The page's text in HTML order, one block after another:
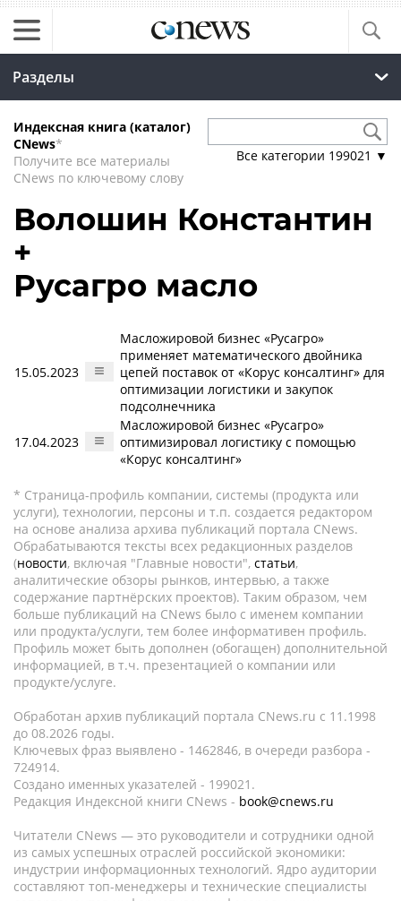
Разделы
Индексная книга (каталог)
CNews*
Получите все материалы
CNews по ключевому слову
Все категории 199021 ▼
Волошин Константин
+
Русагро масло
15.05.2023
Масложировой бизнес «Русагро»
применяет математического двойника
цепей поставок от «Корус консалтинг» для
оптимизации логистики и закупок
подсолнечника
17.04.2023
Масложировой бизнес «Русагро»
оптимизировал логистику с помощью
«Корус консалтинг»
* Страница-профиль компании, системы (продукта или
услуги), технологии, персоны и т.п. создается редактором
на основе анализа архива публикаций портала CNews.
Обрабатываются тексты всех редакционных разделов
(новости, включая "Главные новости", статьи,
аналитические обзоры рынков, интервью, а также
содержание партнёрских проектов). Таким образом, чем
больше публикаций на CNews было с именем компании
или продукта/услуги, тем более информативен профиль.
Профиль может быть дополнен (обогащен) дополнительной
информацией, в т.ч. презентацией о компании или
продукте/услуге.
Обработан архив публикаций портала CNews.ru c 11.1998
до 08.2026 годы.
Ключевых фраз выявлено - 1462846, в очереди разбора -
724914.
Создано именных указателей - 199021.
Редакция Индексной книги CNews - book@cnews.ru
Читатели CNews — это руководители и сотрудники одной
из самых успешных отраслей российской экономики:
индустрии информационных технологий. Ядро аудитории
составляют топ-менеджеры и технические специалисты